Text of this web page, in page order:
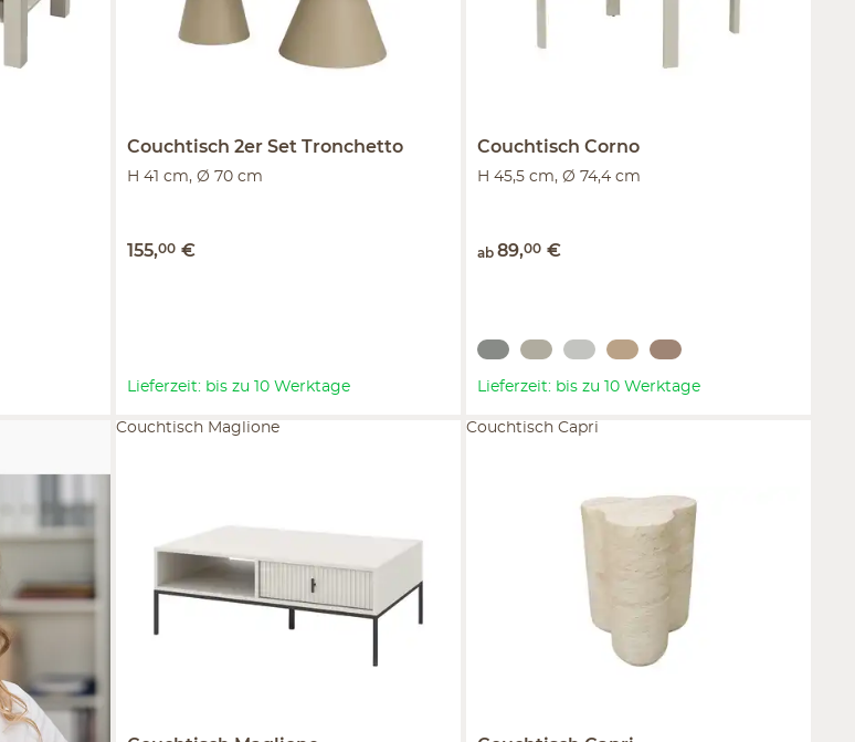
Couchtisch 2er Set Tronchetto
H 41 cm, Ø 70 cm
155,00 €
Lieferzeit: bis zu 10 Werktage
Couchtisch Corno
H 45,5 cm, Ø 74,4 cm
ab 89,00 €
Lieferzeit: bis zu 10 Werktage
Couchtisch Maglione Couchtisch Capri